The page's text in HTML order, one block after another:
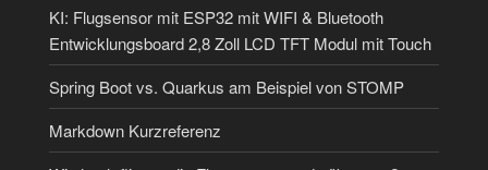
KI: Flugsensor mit ESP32 mit WIFI & Bluetooth
Entwicklungsboard 2,8 Zoll LCD TFT Modul mit Touch
Spring Boot vs. Quarkus am Beispiel von STOMP
Markdown Kurzreferenz